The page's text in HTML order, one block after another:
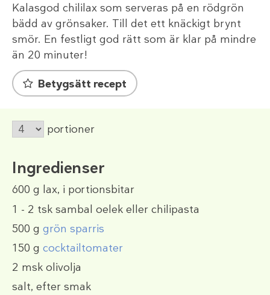
Kalasgod chililax som serveras på en rödgrön
bädd av grönsaker. Till det ett knäckigt brynt
smör. En festligt god rätt som är klar på mindre
än 20 minuter!
Betygsätt recept
portioner
Ingredienser
600 g lax, i portionsbitar
1 - 2 tsk sambal oelek eller chilipasta
500 g grön sparris
150 g cocktailtomater
2 msk olivolja
salt, efter smak